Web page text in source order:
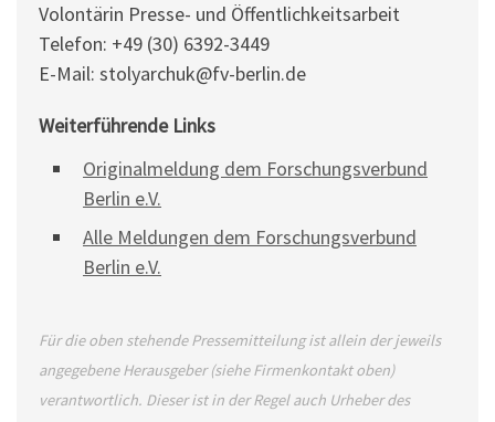
Volontärin Presse- und Öffentlichkeitsarbeit
Telefon: +49 (30) 6392-3449
E-Mail: stolyarchuk@fv-berlin.de
Weiterführende Links
Originalmeldung dem Forschungsverbund
Berlin e.V.
Alle Meldungen dem Forschungsverbund
Berlin e.V.
Für die oben stehende Pressemitteilung ist allein der jeweils
angegebene Herausgeber (siehe Firmenkontakt oben)
verantwortlich. Dieser ist in der Regel auch Urheber des